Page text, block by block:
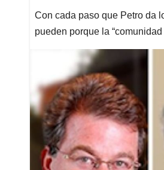
Con cada paso que Petro da
pueden porque la